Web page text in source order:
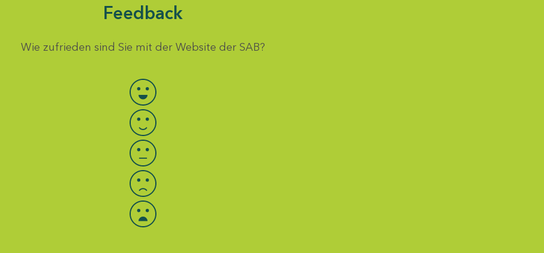
Feedback
Wie zufrieden sind Sie mit der Website der SAB?
Bewertung auswählen